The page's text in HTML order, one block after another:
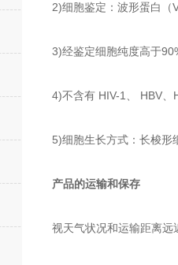
2)细胞鉴定：波形蛋白（
3)经鉴定细胞纯度高于
4)不含有 HIV-1、 HBV
5)细胞生长方式：长梭形
产品的运输和保存
视天气状况和运输距离